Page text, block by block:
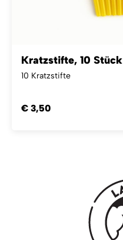
Kratzstifte, 10 Stück
10 Kratzstifte
€ 3,50